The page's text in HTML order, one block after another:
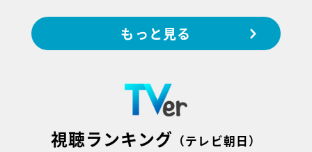
もっと見る
視聴ランキング （テレビ朝日）